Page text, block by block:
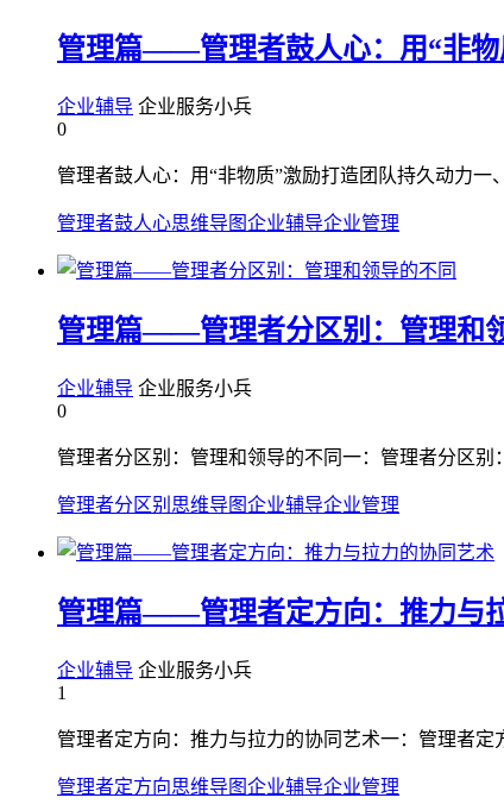
管理篇——管理者鼓人心：用“非物
企业辅导 企业服务小兵
0
管理者鼓人心：用“非物质”激励打造团队持久动力一
管理者鼓人心思维导图企业辅导企业管理
管理篇——管理者分区别：管理和
企业辅导 企业服务小兵
0
管理者分区别：管理和领导的不同一：管理者分区别
管理者分区别 思维导图企业辅导企业管理
管理篇——管理者定方向：推力与
企业辅导 企业服务小兵
1
管理者定方向：推力与拉力的协同艺术一：管理者定
管理者定方向思维导图企业辅导企业管理